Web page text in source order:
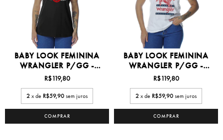
BABY LOOK FEMININA
WRANGLER P/GG -
WF576...
R$119,80
2x de R$59,90sem juros
COMPRAR
BABY LOOK FEMININA
WRANGLER P/GG -
WF576...
R$119,80
2x de R$59,90sem juros
COMPRAR